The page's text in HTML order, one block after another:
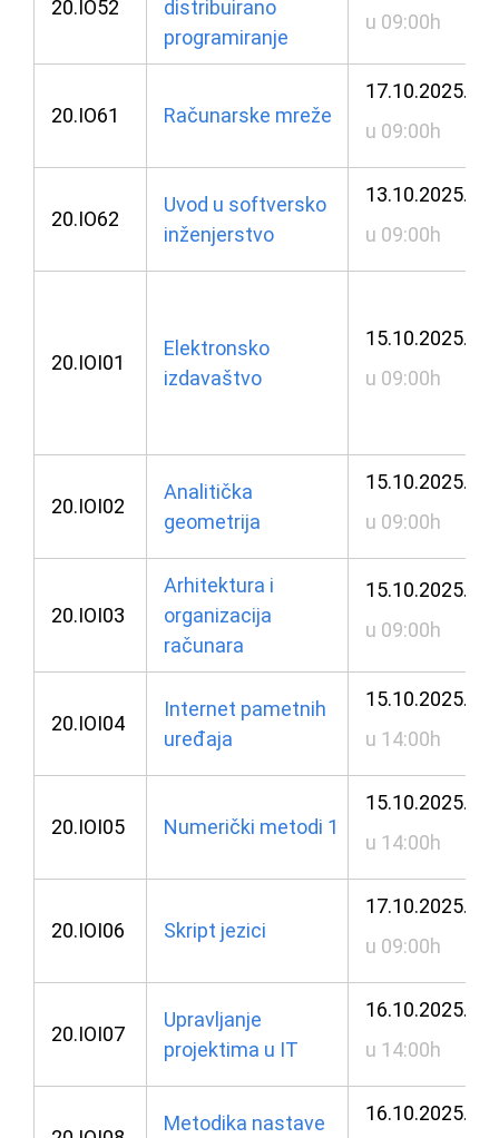
20.IO52
distribuirano
programiranje
u 09:00h
20.IO61 Računarske mreže
17.10.2025.
u 09:00h
20.IO62
Uvod u softversko
inženjerstvo
13.10.2025.
u 09:00h
20.IOI01
Elektronsko
izdavaštvo
15.10.2025.
u 09:00h
20.IOI02
Analitička
geometrija
15.10.2025.
u 09:00h
20.IOI03
Arhitektura i
organizacija
računara
15.10.2025.
u 09:00h
20.IOI04
Internet pametnih
uređaja
15.10.2025.
u 14:00h
20.IOI05 Numerički metodi 1
15.10.2025.
u 14:00h
20.IOI06 Skript jezici
17.10.2025.
u 09:00h
20.IOI07
Upravljanje
projektima u IT
16.10.2025.
u 14:00h
Metodika nastave
16.10.2025.